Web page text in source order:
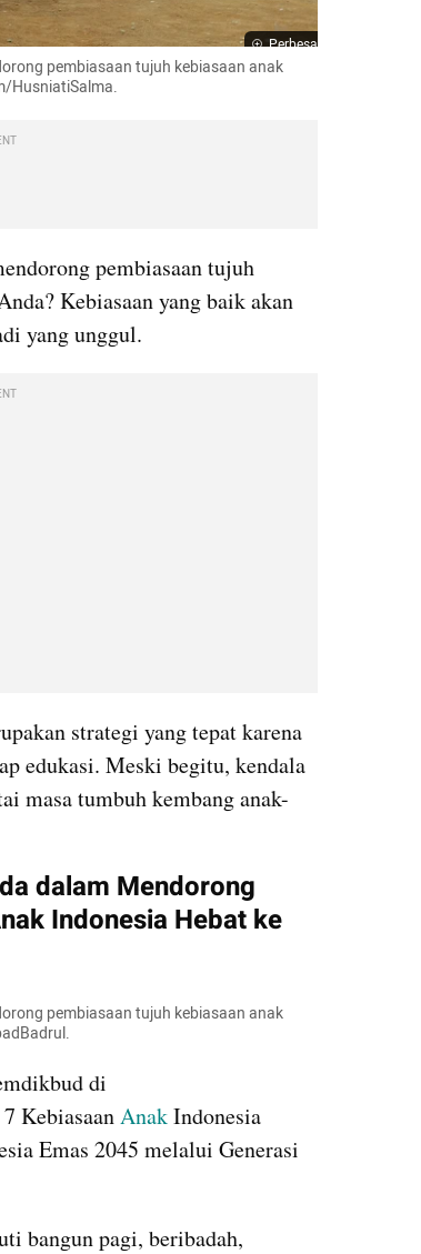
Perbesar
pembiasaan tujuh kebiasaan anak
HusniatiSalma.
Kebiasaan yang baik akan
yang unggul.
strategi yang tepat karena
edukasi. Meski begitu, kendala
masa tumbuh kembang anak-
dalam Mendorong
Indonesia Hebat ke
pembiasaan tujuh kebiasaan anak
di
Kebiasaan Anak Indonesia
Emas 2045 melalui Generasi
bangun pagi, beribadah,